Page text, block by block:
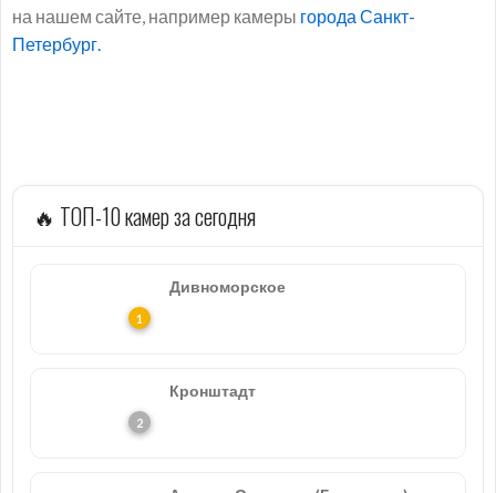
на нашем сайте, например камеры города Санкт-
Петербург.
🔥 ТОП-10 камер за сегодня
Дивноморское
Кронштадт